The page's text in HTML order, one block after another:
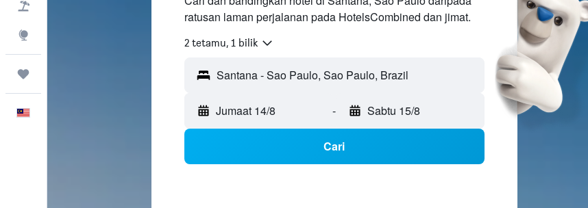
ratusan laman perjalanan pada HotelsCombined dan jimat.
2 tetamu, 1 bilik
Jumaat 14/8 - Sabtu 15/8
Cari